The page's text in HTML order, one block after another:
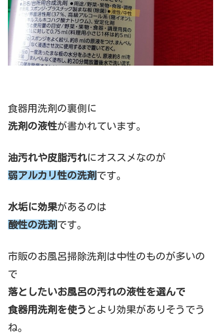
食器用洗剤の裏側に
洗剤の液性が書かれています。
油汚れや皮脂汚れにオススメなのが
弱アルカリ性の洗剤 です。
水垢に効果があるのは
酸性の洗剤 です。
市販のお風呂掃除洗剤は中性のものが多いの
で
落としたいお風呂の汚れの液性を選んで
食器用洗剤を使う とより効果がありそうでう
ね。